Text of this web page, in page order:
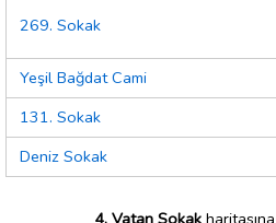
269. Sokak
Yeşil Bağdat Cami
131. Sokak
Deniz Sokak
4. Vatan Sokak